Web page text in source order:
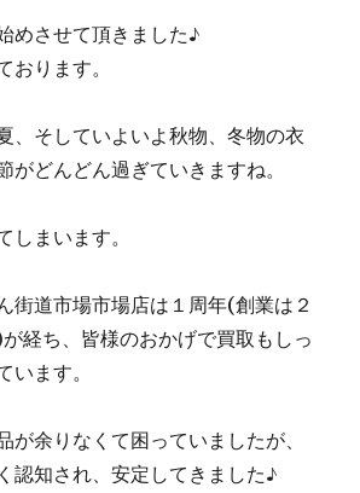
めさせて頂きました♪
おります。
、そしていよいよ秋物、冬物の衣
がどんどん過ぎていきますね。
しまいます。
街道市場市場店は１周年(創業は２
経ち、皆様のおかげで買取もしっ
います。
が余りなくて困っていましたが、
認知され、安定してきました♪